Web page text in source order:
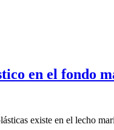
en el fondo
existe en el lecho